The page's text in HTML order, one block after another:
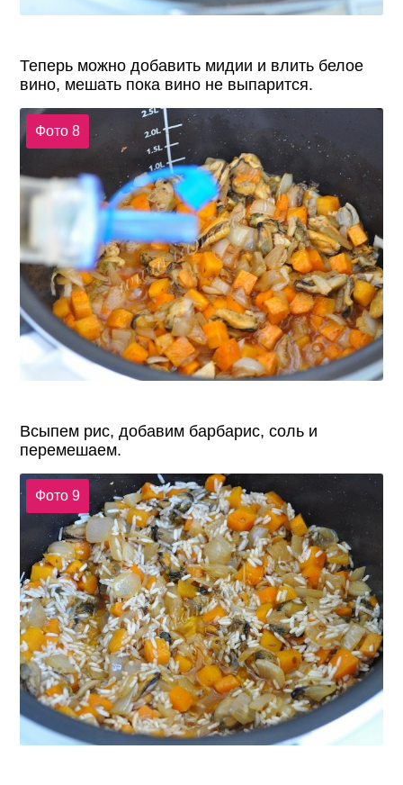
Теперь можно добавить мидии и влить белое
вино, мешать пока вино не выпарится.
Фото 8
Всыпем рис, добавим барбарис, соль и
перемешаем.
Фото 9